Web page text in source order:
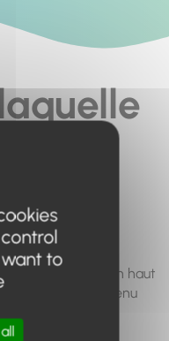
à
de recherche en haut
trouver le contenu
to